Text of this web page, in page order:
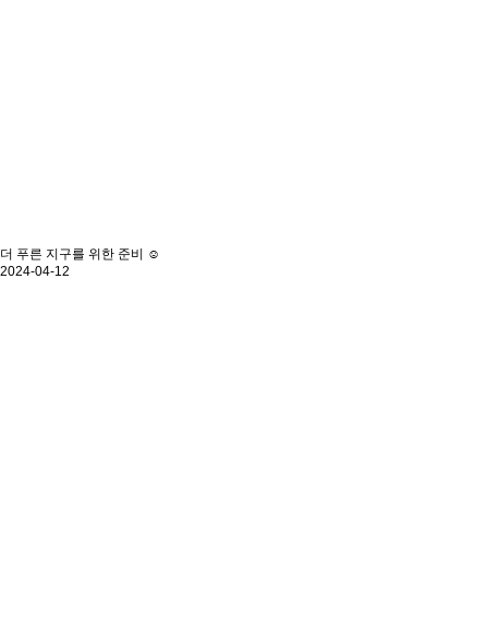
더 푸른 지구를 위한 준비 ☺️
2024-04-12